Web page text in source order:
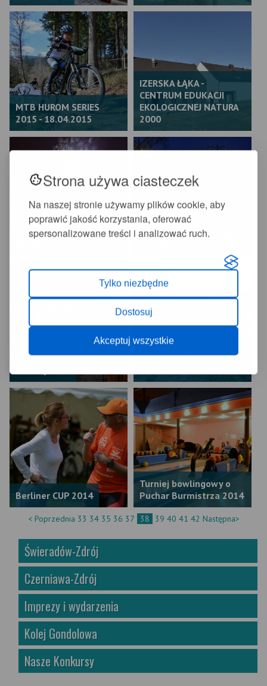
Strona używa ciasteczek
Na naszej stronie używamy plików cookie, aby
poprawić jakość korzystania, oferować
spersonalizowane treści i analizować ruch.
Tylko niezbędne
Dostosuj
Akceptuj wszystkie
MTB HUROM SERIES
2015 - 18.04.2015
IZERSKA ŁĄKA -
CENTRUM EDUKACJI
EKOLOGICZNEJ NATURA
2000
Kolej gondolowa
Berliner CUP 2014
Turniej bowlingowy o
Puchar Burmistrza 2014
< Poprzednia 33 34 35 36 37 38 39 40 41 42 Następna>
Świeradów-Zdrój
Czerniawa-Zdrój
Imprezy i wydarzenia
Kolej Gondolowa
Nasze Konkursy